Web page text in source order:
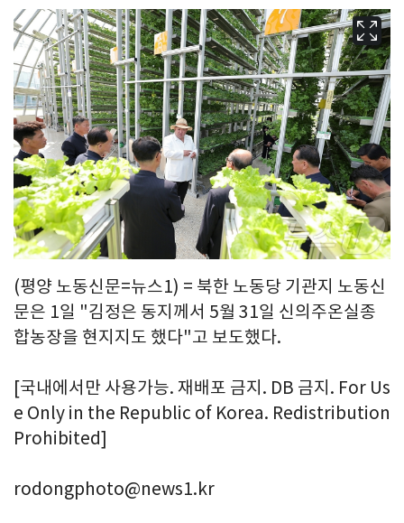
(평양 노동신문=뉴스1) = 북한 노동당 기관지 노동신
문은 1일 "김정은 동지께서 5월 31일 신의주온실종
합농장을 현지지도 했다"고 보도했다.
[국내에서만 사용가능. 재배포 금지. DB 금지. For Us
e Only in the Republic of Korea. Redistribution
Prohibited]
rodongphoto@news1.kr